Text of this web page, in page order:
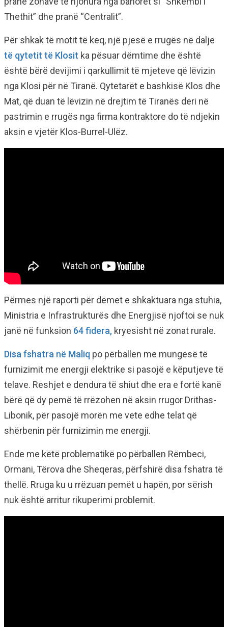
Thethit” dhe pranë “Centralit”.
Për shkak të motit të keq, një pjesë e rrugës në dalje
të qytetit të Klosit ka pësuar dëmtime dhe është
është bërë devijimi i qarkullimit të mjeteve që lëvizin
nga Klosi për në Tiranë. Qytetarët e bashkisë Klos dhe
Mat, që duan të lëvizin në drejtim të Tiranës deri në
pastrimin e rrugës nga firma kontraktore do të ndjekin
aksin e vjetër Klos-Burrel-Ulëz.
Përmes një raporti për dëmet e shkaktuara nga stuhia,
Ministria e Infrastrukturës dhe Energjisë njoftoi se nuk
janë në funksion 64 fidera, kryesisht në zonat rurale.
Disa fshatra në Maliq po përballen me mungesë të
furnizimit me energji elektrike si pasojë e këputjeve të
telave. Reshjet e dendura të shiut dhe era e fortë kanë
bërë që dy pemë të rrëzohen në aksin rrugor Drithas-
Libonik, për pasojë morën me vete edhe telat që
shërbenin për furnizimin me energji.
Ende me këtë problematikë po përballen Rëmbeci,
Ormani, Tërova dhe Sheqeras, përfshirë disa fshatra të
thellë. Rruga ku u rrëzuan pemët u hapën, por sërish
nuk është arritur rikuperimi problemit.